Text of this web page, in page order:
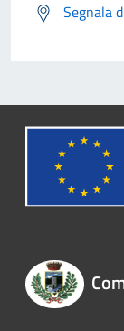
Segnala